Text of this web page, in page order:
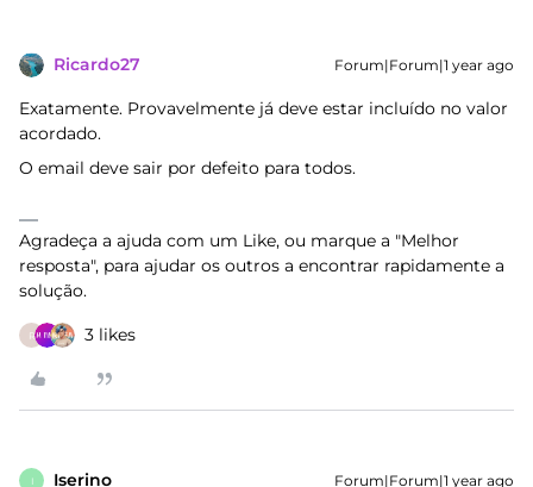
Ricardo27 Forum|Forum|1 year ago
Exatamente. Provavelmente já deve estar incluído no valor
acordado.
O email deve sair por defeito para todos.
Agradeça a ajuda com um Like, ou marque a "Melhor
resposta", para ajudar os outros a encontrar rapidamente a
solução.
R 3 likes
I Iserino Forum|Forum|1 year ago